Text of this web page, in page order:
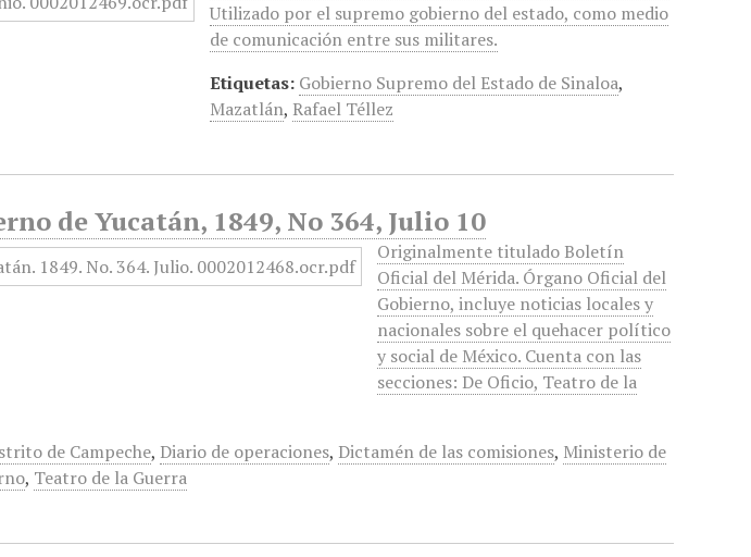
Utilizado por el supremo gobierno del estado, como medio
de comunicación entre sus militares.
Etiquetas: Gobierno Supremo del Estado de Sinaloa,
Mazatlán, Rafael Téllez
de Yucatán, 1849, No 364, Julio 10
Originalmente titulado Boletín
Oficial del Mérida. Órgano Oficial del
Gobierno, incluye noticias locales y
nacionales sobre el quehacer político
y social de México. Cuenta con las
secciones: De Oficio, Teatro de la
de Campeche, Diario de operaciones, Dictamén de las comisiones, Ministerio de
, Teatro de la Guerra